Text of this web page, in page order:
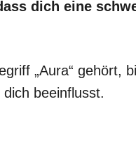
dich eine
„Aura“ gehört,
beeinflusst.